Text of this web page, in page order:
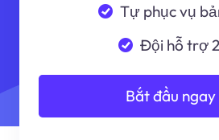
Tự phục vụ
Đội hỗ trợ
Bắt đầu ngay